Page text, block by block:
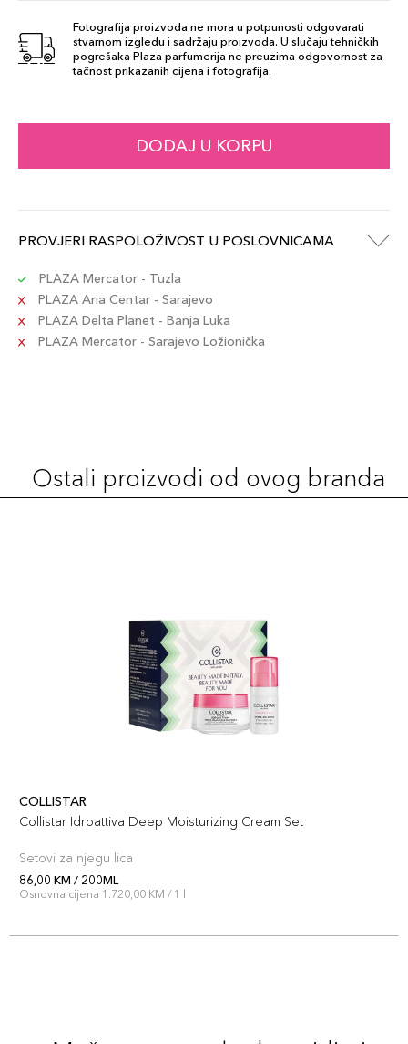
Fotografija proizvoda ne mora u potpunosti odgovarati
stvarnom izgledu i sadržaju proizvoda. U slučaju tehničkih
pogrešaka Plaza parfumerija ne preuzima odgovornost za
tačnost prikazanih cijena i fotografija.
DODAJ U KORPU
PROVJERI RASPOLOŽIVOST U POSLOVNICAMA
PLAZA Mercator - Tuzla
PLAZA Aria Centar - Sarajevo
PLAZA Delta Planet - Banja Luka
PLAZA Mercator - Sarajevo Ložionička
Ostali proizvodi od ovog branda
COLLISTAR
Collistar Idroattiva Deep Moisturizing Cream Set
Setovi za njegu lica
86,00 KM / 200ML
Osnovna cijena 1.720,00 KM / 1 l